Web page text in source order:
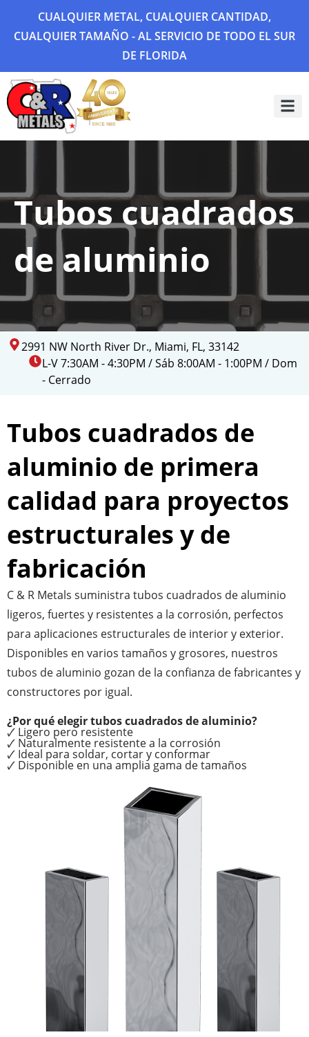
CUALQUIER METAL, CUALQUIER CANTIDAD,
CUALQUIER TAMAÑO - AL SERVICIO DE TODO EL SUR
DE FLORIDA
Tubos cuadrados
de aluminio
2991 NW North River Dr., Miami, FL, 33142
L-V 7:30AM - 4:30PM / Sáb 8:00AM - 1:00PM / Dom
- Cerrado
Tubos cuadrados de
aluminio de primera
calidad para proyectos
estructurales y de
fabricación
C & R Metals suministra tubos cuadrados de aluminio
ligeros, fuertes y resistentes a la corrosión, perfectos
para aplicaciones estructurales de interior y exterior.
Disponibles en varios tamaños y grosores, nuestros
tubos de aluminio gozan de la confianza de fabricantes y
constructores por igual.
¿Por qué elegir tubos cuadrados de aluminio?
🗸 Ligero pero resistente
🗸 Naturalmente resistente a la corrosión
🗸 Ideal para soldar, cortar y conformar
🗸 Disponible en una amplia gama de tamaños